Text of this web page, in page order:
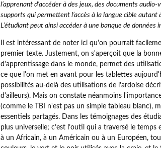
l’apprenant d’accéder à des jeux, des documents
supports qui permettent l’accès à la langue cible autant
L’étudiant peut ainsi accéder à une banque de
Il est intéressant de noter ici qu'on pourrait
premier texte. Justement, on s'aperçoit que la
d'apprentissage dans le monde, permet des
ce que l'on met en avant pour les tablettes
possibilités au-delà des utilisations de l'ardoise
d'ailleurs). Mais on constate néanmoins
(comme le TBI n'est pas un simple tableau blanc),
essentiels partagés. Dans les témoignages des
plus universelle; c’est l’outil qui a traversé le
à un Africain, à un Américain ou à un Européen,